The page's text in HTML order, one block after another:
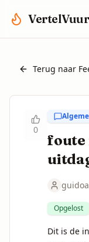
VertelVuur
Terug naar
0
foute
Opgelost
Dit is de